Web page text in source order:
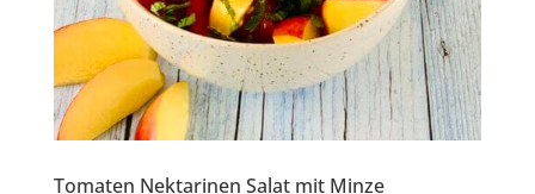
Tomaten Nektarinen Salat mit Minze